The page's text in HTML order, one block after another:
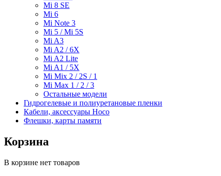
Mi 8 SE
Mi 6
Mi Note 3
Mi 5 / Mi 5S
Mi A3
Mi A2 / 6X
Mi A2 Lite
Mi A1 / 5X
Mi Mix 2 / 2S / 1
Mi Max 1 / 2 / 3
Остальные модели
Гидрогелевые и полиуретановые пленки
Кабели, аксессуары Hoco
Флешки, карты памяти
Корзина
В корзине нет товаров